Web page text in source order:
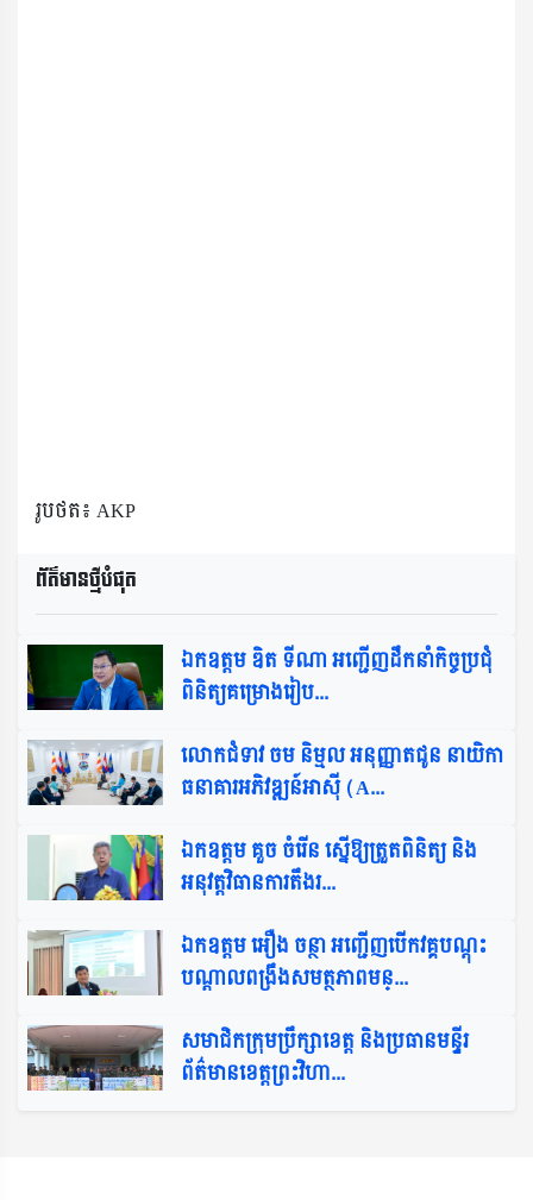
រូបថត៖ AKP
ព័ត៌មានថ្មីបំផុត​
ឯកឧត្តម​ ឌិត​ ទីណា​ អញ្ជេីញដឹកនាំកិច្ចប្រជុំ
ពិនិត្យគម្រោងរៀប...
លោកជំទាវ ចម និម្មល អនុញ្ញាតជូន នាយិកា
ធនាគារអភិវឌ្ឍន៍អាស៊ី (A...
ឯកឧត្តម គួច ចំរើន ស្នើឱ្យត្រួតពិនិត្យ និង
អនុវត្តវិធានការតឹងរ...
ឯកឧត្តម អឿង ចន្ថា អញ្ជើញបើកវគ្គបណ្តុះ
បណ្តាលពង្រឹងសមត្ថភាពមន្...
សមាជិកក្រុមប្រឹក្សាខេត្ត និងប្រធានមន្ទីរ
ព័ត៌មានខេត្ដព្រះវិហា...